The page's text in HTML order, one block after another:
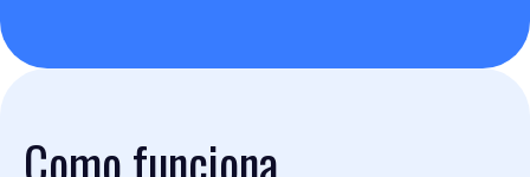
Como funciona